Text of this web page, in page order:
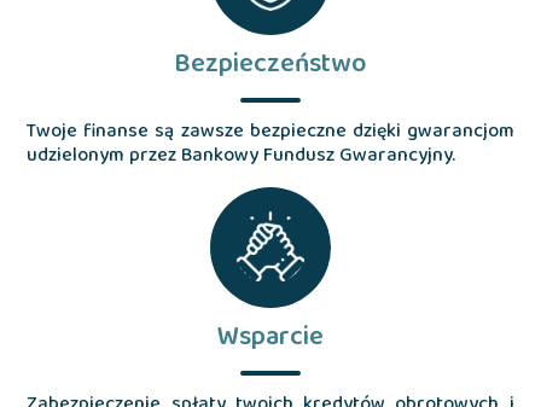
Bezpieczeństwo
Twoje finanse są zawsze bezpieczne dzięki gwarancjom
udzielonym przez Bankowy Fundusz Gwarancyjny.
Wsparcie